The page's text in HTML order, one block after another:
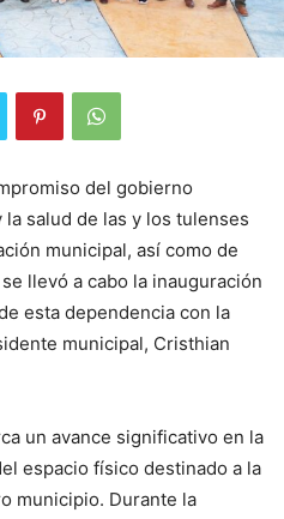
del gobierno
salud de las y los tulenses
municipal, así como de
llevó a cabo la inauguración
esta dependencia con la
municipal, Cristhian
un avance significativo en la
espacio físico destinado a la
municipio. Durante la